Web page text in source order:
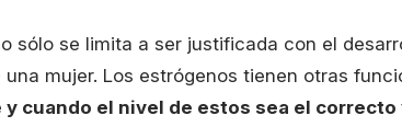
sólo se limita a ser justificada con el
una mujer. Los estrógenos tienen otras
y cuando el nivel de estos sea el